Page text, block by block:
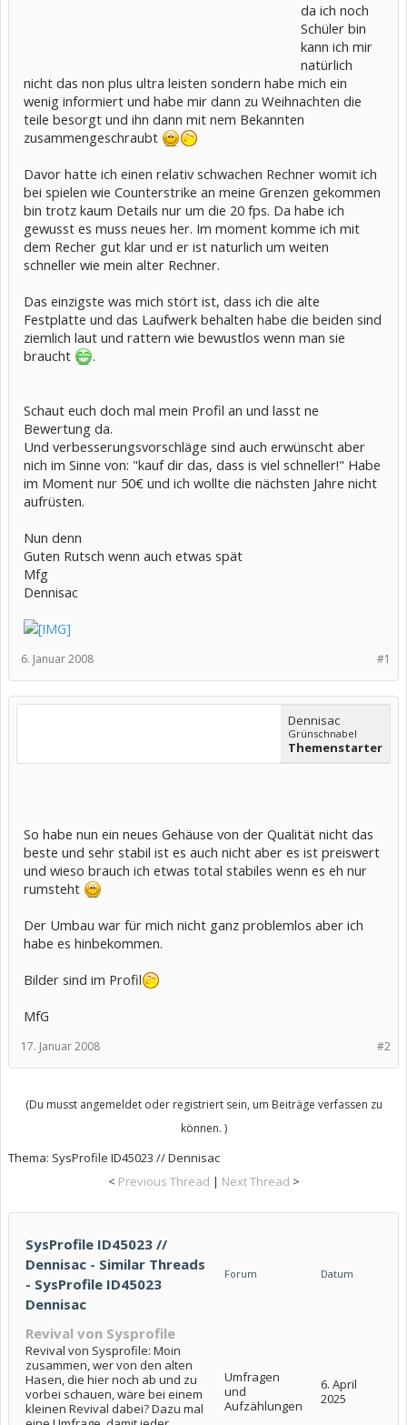
da ich noch
Schüler bin
kann ich mir
natürlich
nicht das non plus ultra leisten sondern habe mich ein
wenig informiert und habe mir dann zu Weihnachten die
teile besorgt und ihn dann mit nem Bekannten
zusammengeschraubt
Davor hatte ich einen relativ schwachen Rechner womit ich
bei spielen wie Counterstrike an meine Grenzen gekommen
bin trotz kaum Details nur um die 20 fps. Da habe ich
gewusst es muss neues her. Im moment komme ich mit
dem Recher gut klar und er ist naturlich um weiten
schneller wie mein alter Rechner.
Das einzigste was mich stört ist, dass ich die alte
Festplatte und das Laufwerk behalten habe die beiden sind
ziemlich laut und rattern wie bewustlos wenn man sie
braucht
.
Schaut euch doch mal mein Profil an und lasst ne
Bewertung da.
Und verbesserungsvorschläge sind auch erwünscht aber
nich im Sinne von: "kauf dir das, dass is viel schneller!" Habe
im Moment nur 50€ und ich wollte die nächsten Jahre nicht
aufrüsten.
Nun denn
Guten Rutsch wenn auch etwas spät
Mfg
Dennisac
#1
6. Januar 2008
Dennisac
Grünschnabel
Themenstarter
So habe nun ein neues Gehäuse von der Qualität nicht das
beste und sehr stabil ist es auch nicht aber es ist preiswert
und wieso brauch ich etwas total stabiles wenn es eh nur
rumsteht
Der Umbau war für mich nicht ganz problemlos aber ich
habe es hinbekommen.
Bilder sind im Profil
MfG
#2
17. Januar 2008
(Du musst angemeldet oder registriert sein, um Beiträge verfassen zu
können. )
Thema: SysProfile ID45023 // Dennisac
< Previous Thread | Next Thread >
SysProfile ID45023 //
Dennisac - Similar Threads
- SysProfile ID45023
Dennisac
Forum Datum
Revival von Sysprofile
Revival von Sysprofile: Moin
zusammen, wer von den alten
Hasen, die hier noch ab und zu
vorbei schauen, wäre bei einem
kleinen Revival dabei? Dazu mal
Umfragen
und
Aufzählungen
6. April
2025